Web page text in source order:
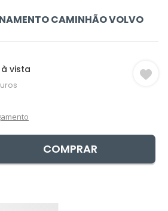
CAMINHÃO VOLVO
à vista
COMPRAR